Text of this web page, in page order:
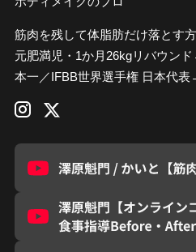
筋肉を残して体脂肪だけ落とす
元肥満児・1か月26kgリバウン
本一／IFBB世界選手権 日本代表